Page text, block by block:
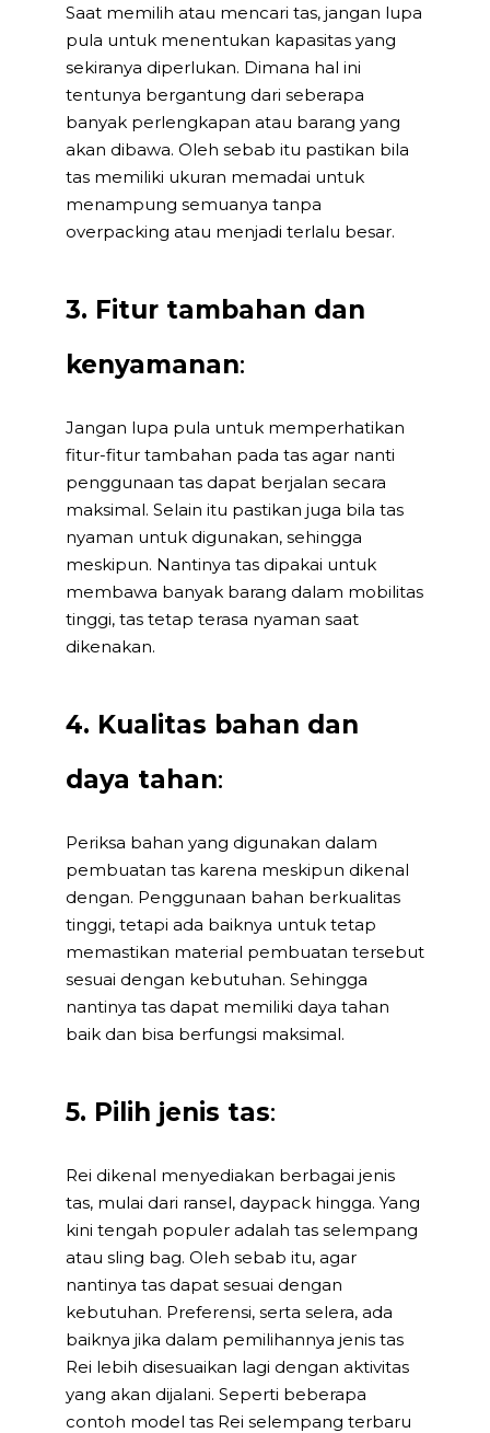
Saat memilih atau mencari tas, jangan lupa
pula untuk menentukan kapasitas yang
sekiranya diperlukan. Dimana hal ini
tentunya bergantung dari seberapa
banyak perlengkapan atau barang yang
akan dibawa. Oleh sebab itu pastikan bila
tas memiliki ukuran memadai untuk
menampung semuanya tanpa
overpacking atau menjadi terlalu besar.
3. Fitur tambahan dan
kenyamanan:
Jangan lupa pula untuk memperhatikan
fitur-fitur tambahan pada tas agar nanti
penggunaan tas dapat berjalan secara
maksimal. Selain itu pastikan juga bila tas
nyaman untuk digunakan, sehingga
meskipun. Nantinya tas dipakai untuk
membawa banyak barang dalam mobilitas
tinggi, tas tetap terasa nyaman saat
dikenakan.
4. Kualitas bahan dan
daya tahan:
Periksa bahan yang digunakan dalam
pembuatan tas karena meskipun dikenal
dengan. Penggunaan bahan berkualitas
tinggi, tetapi ada baiknya untuk tetap
memastikan material pembuatan tersebut
sesuai dengan kebutuhan. Sehingga
nantinya tas dapat memiliki daya tahan
baik dan bisa berfungsi maksimal.
5. Pilih jenis tas:
Rei dikenal menyediakan berbagai jenis
tas, mulai dari ransel, daypack hingga. Yang
kini tengah populer adalah tas selempang
atau sling bag. Oleh sebab itu, agar
nantinya tas dapat sesuai dengan
kebutuhan. Preferensi, serta selera, ada
baiknya jika dalam pemilihannya jenis tas
Rei lebih disesuaikan lagi dengan aktivitas
yang akan dijalani. Seperti beberapa
contoh model tas Rei selempang terbaru